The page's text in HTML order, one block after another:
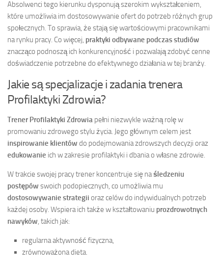
Absolwenci tego kierunku dysponują szerokim wykształceniem,
które umożliwia im dostosowywanie ofert do potrzeb różnych grup
społecznych. To sprawia, że stają się wartościowymi pracownikami
na rynku pracy. Co więcej, praktyki odbywane podczas studiów
znacząco podnoszą ich konkurencyjność i pozwalają zdobyć cenne
doświadczenie potrzebne do efektywnego działania w tej branży.
Jakie są specjalizacje i zadania trenera
Profilaktyki Zdrowia?
Trener Profilaktyki Zdrowia pełni niezwykle ważną rolę w
promowaniu zdrowego stylu życia. Jego głównym celem jest
inspirowanie klientów do podejmowania zdrowszych decyzji oraz
edukowanie ich w zakresie profilaktyki i dbania o własne zdrowie.
W trakcie swojej pracy trener koncentruje się naśledzeniu
postępów swoich podopiecznych, co umożliwia mu
dostosowywanie strategii oraz celów do indywidualnych potrzeb
każdej osoby. Wspiera ich także w kształtowaniu prozdrowotnych
nawyków, takich jak:
regularna aktywność fizyczna,
zrównoważona dieta.